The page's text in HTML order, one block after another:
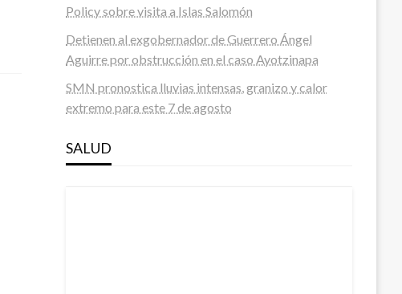
Policy sobre visita a Islas Salomón
Detienen al exgobernador de Guerrero Ángel
Aguirre por obstrucción en el caso Ayotzinapa
SMN pronostica lluvias intensas, granizo y calor
extremo para este 7 de agosto
SALUD